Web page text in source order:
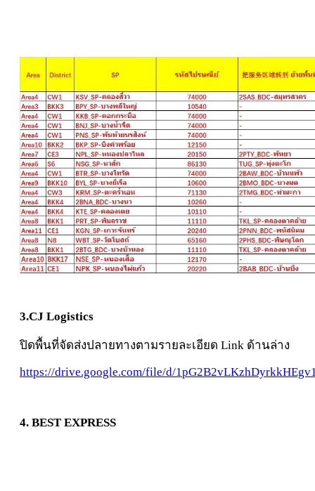
3.CJ Logistics
ปิดพื้นที่จัดส่งปลายทางตามรายละเอียด Link ด้านล่าง
https://drive.google.com/file/d/
4. BEST EXPRESS